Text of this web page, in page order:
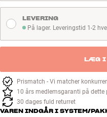
På lager. Leveringstid 1-2 hverdage
På lager. Leveringstid 1-2
LEVERING
LÆG I
Prismatch - Vi matcher
10 års medlemsgaranti på dette
30 dages fuld returret
VAREN INDGÅR I SYSTEM/